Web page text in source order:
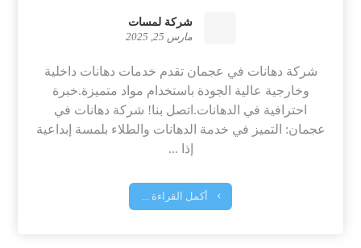
شركة لمسات
مارس 25, 2025
شركة دهانات في عجمان تقدم خدمات دهانات داخلية
وخارجية عالية الجودة باستخدام مواد متميزة.خبرة
احترافية في الدهانات.اتصل بنا! شركة دهانات في
عجمان: التميز في خدمة الدهانات والطلاء بلمسة إبداعية
إذا ...
أكمل القراءة ...